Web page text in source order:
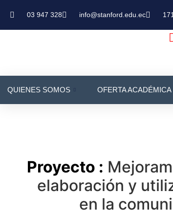
03 947 328 info@stanford.edu.ec
QUIENES SOMOS OFERTA ACADÉMICA
Proyecto :
elaboración y
en la